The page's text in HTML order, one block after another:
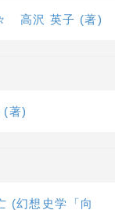
高沢 英子 (著)
(著)
(幻想史学「向